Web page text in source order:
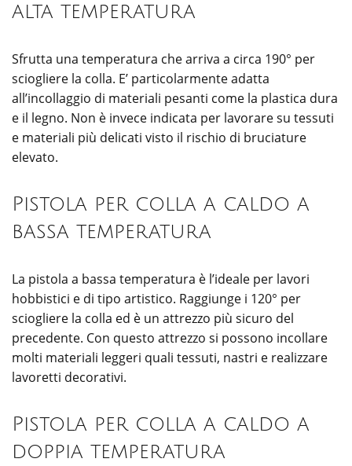
alta temperatura
Sfrutta una temperatura che arriva a circa 190° per
sciogliere la colla. E’ particolarmente adatta
all’incollaggio di materiali pesanti come la plastica dura
e il legno. Non è invece indicata per lavorare su tessuti
e materiali più delicati visto il rischio di bruciature
elevato.
Pistola per colla a caldo a
bassa temperatura
La pistola a bassa temperatura è l’ideale per lavori
hobbistici e di tipo artistico. Raggiunge i 120° per
sciogliere la colla ed è un attrezzo più sicuro del
precedente. Con questo attrezzo si possono incollare
molti materiali leggeri quali tessuti, nastri e realizzare
lavoretti decorativi.
Pistola per colla a caldo a
doppia temperatura